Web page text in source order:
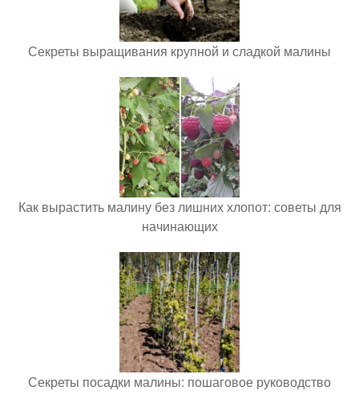
Секреты выращивания крупной и сладкой малины
Как вырастить малину без лишних хлопот: советы для
начинающих
Секреты посадки малины: пошаговое руководство